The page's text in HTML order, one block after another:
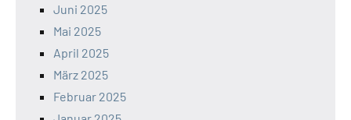
Juni 2025
Mai 2025
April 2025
März 2025
Februar 2025